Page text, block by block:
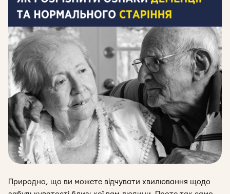
Природно, що ви можете відчувати хвилювання щодо